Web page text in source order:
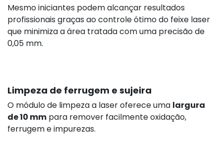
Mesmo iniciantes podem alcançar resultados
profissionais graças ao controle ótimo do feixe laser
que minimiza a área tratada com uma precisão de
0,05 mm.
Limpeza de ferrugem e sujeira
O módulo de limpeza a laser oferece uma largura
de 10 mm para remover facilmente oxidação,
ferrugem e impurezas.